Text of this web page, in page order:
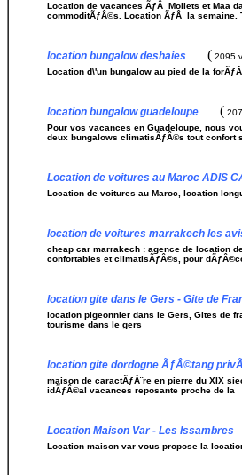
Location de vacances ÃƒÂ Moliets et Maa
commoditÃƒÂ©s. Location ÃƒÂ la semaine.
location bungalow deshaies ( 2095
Location d\'un bungalow au pied de la
location bungalow guadeloupe (
Pour vos vacances en Guadeloupe, nous
deux bungalows climatisÃƒÂ©s tout confort
Location de voitures au Maroc ADIS
Location de voitures au Maroc, location
location de voitures marrakech les
cheap car marrakech : agence de location
confortables et climatisÃƒÂ©s, pour
location gite dans le Gers - Gite de
location pigeonnier dans le Gers, Gites de
tourisme dans le gers
location gite dordogne ÃƒÂ©tang
maison de caractÃƒÂ¨re en pierre du XIX
idÃƒÂ©al vacances reposante proche de la
Location Maison Var - Les Issambres
Location maison var vous propose la